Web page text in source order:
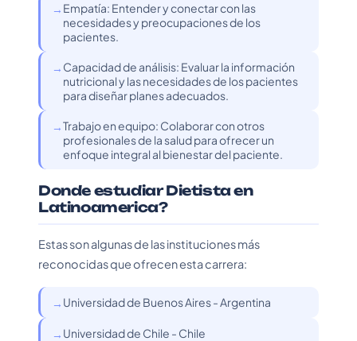
Empatía: Entender y conectar con las
necesidades y preocupaciones de los
pacientes.
Capacidad de análisis: Evaluar la información
nutricional y las necesidades de los pacientes
para diseñar planes adecuados.
Trabajo en equipo: Colaborar con otros
profesionales de la salud para ofrecer un
enfoque integral al bienestar del paciente.
Donde estudiar Dietista en
Latinoamerica?
Estas son algunas de las instituciones más
reconocidas que ofrecen esta carrera:
Universidad de Buenos Aires - Argentina
Universidad de Chile - Chile